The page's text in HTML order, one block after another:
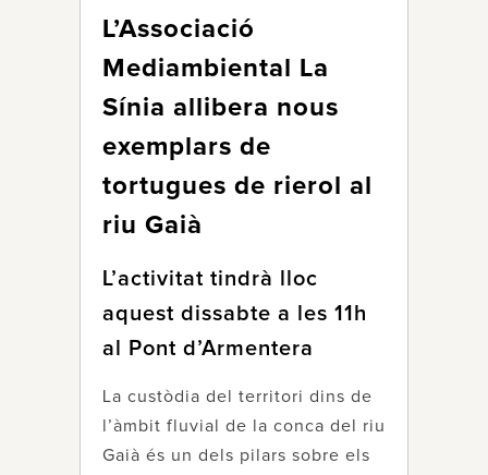
L’Associació
Mediambiental La
Sínia allibera nous
exemplars de
tortugues de rierol al
riu Gaià
L’activitat tindrà lloc
aquest dissabte a les 11h
al Pont d’Armentera
La custòdia del territori dins de
l’àmbit fluvial de la conca del riu
Gaià és un dels pilars sobre els